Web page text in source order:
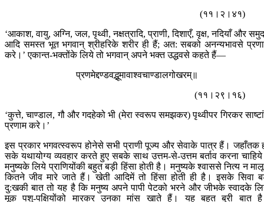
(११।२।४१)
‘आकाश, वायु, अग्नि, जल, पृथ्वी, नक्षत्रादि, प्राणी, दिशाएँ, वृक्ष, नदियाँ और
आदि समस्त भूत भगवान् श्रीहरिके शरीर ही हैं; अत: सबको अनन्यभावसे
करे।’ एकान्त-भक्तोंके लिये तो भगवान् अपने भक्त उद्धवसे कहते हैं—
प्रणमेद्दण्डवद्भूमावाश्वचाण्डालगोखरम्॥
(११।२९।१६)
‘कुत्ते, चाण्डाल, गौ और गदहेको भी (मेरा स्वरूप समझकर) पृथ्वीपर गिरकर
प्रणाम करे।’
इस प्रकार भगवत्स्वरूप होनेसे सभी प्राणी पूज्य और सेवाके पात्र हैं। जहाँतक
सके यथायोग्य व्यवहार करते हुए सबके साथ उत्तम-से-उत्तम बर्ताव करना
मनुष्यके लिये प्राणियोंकी बहुत बड़ी हिंसा होती है। मनुष्यके श्वाससे नित्य न
कितने जीव मारे जाते हैं। खेती आदिमें तो हिंसा होती ही है। इसके सिवा
दु:खकी बात तो यह है कि मनुष्य अपने पापी पेटको भरने और जीभके स्वादके
मूक पशु-पक्षियोंको मारकर उनका मांस खाते हैं। यह बहुत बुरी बात